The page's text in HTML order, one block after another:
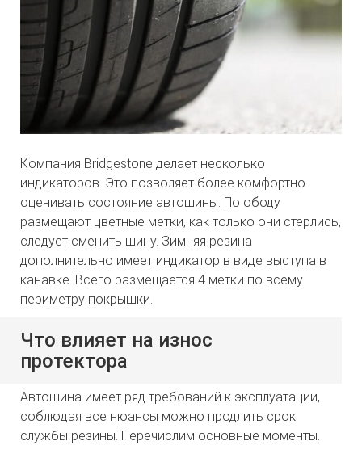
Компания Bridgestone делает несколько
индикаторов. Это позволяет более комфортно
оценивать состояние автошины. По ободу
размещают цветные метки, как только они стерлись,
следует сменить шину. Зимняя резина
дополнительно имеет индикатор в виде выступа в
канавке. Всего размещается 4 метки по всему
периметру покрышки.
Что влияет на износ
протектора
Автошина имеет ряд требований к эксплуатации,
соблюдая все нюансы можно продлить срок
службы резины. Перечислим основные моменты.